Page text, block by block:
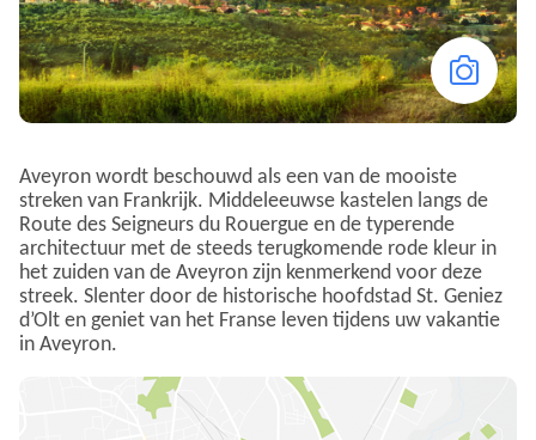
Aveyron wordt beschouwd als een van de mooiste
streken van Frankrijk. Middeleeuwse kastelen langs de
Route des Seigneurs du Rouergue en de typerende
architectuur met de steeds terugkomende rode kleur in
het zuiden van de Aveyron zijn kenmerkend voor deze
streek. Slenter door de historische hoofdstad St. Geniez
d’Olt en geniet van het Franse leven tijdens uw vakantie
in Aveyron.